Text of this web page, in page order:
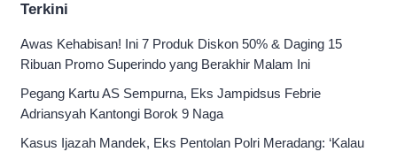
Terkini
Awas Kehabisan! Ini 7 Produk Diskon 50% & Daging 15
Ribuan Promo Superindo yang Berakhir Malam Ini
Pegang Kartu AS Sempurna, Eks Jampidsus Febrie
Adriansyah Kantongi Borok 9 Naga
Kasus Ijazah Mandek, Eks Pentolan Polri Meradang: ‘Kalau